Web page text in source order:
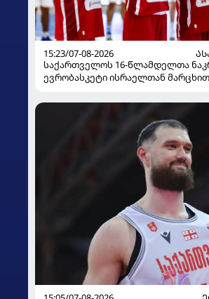
15:23/07-08-2026
საქართველოს 16-წლამდელთა
ევრობასკეტი ისრაელთან